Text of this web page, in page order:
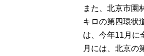
また、北京市園
キロの第四環状
は、今年11月に
月には、北京の